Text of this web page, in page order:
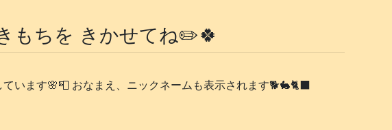
もちを きかせてね✏️🍀
います🌸📮 おなまえ、ニックネームも表示されます🐕️🐇🐈‍⬛